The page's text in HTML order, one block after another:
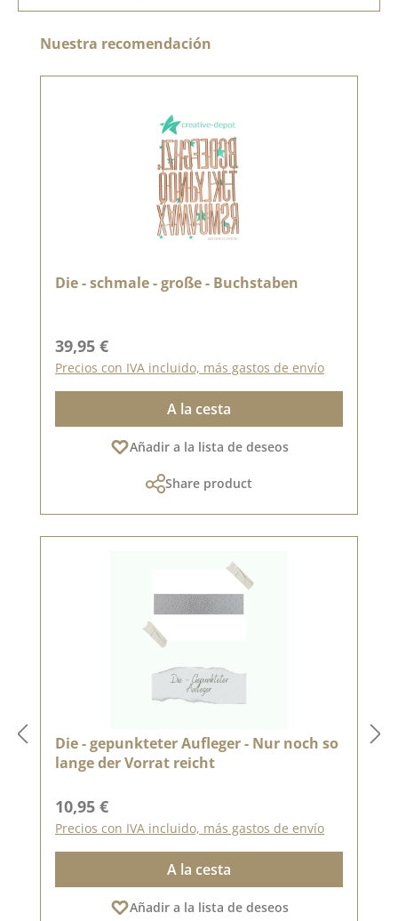
Omitir la galería de productos
Nuestra recomendación
Die - schmale - große - Buchstaben
Precio normal:
39,95 €
Precios con IVA incluido, más gastos de envío
A la cesta
Añadir a la lista de deseos
Share product
Die - gepunkteter Aufleger - Nur noch so
lange der Vorrat reicht
Precio normal:
10,95 €
Precios con IVA incluido, más gastos de envío
A la cesta
Añadir a la lista de deseos